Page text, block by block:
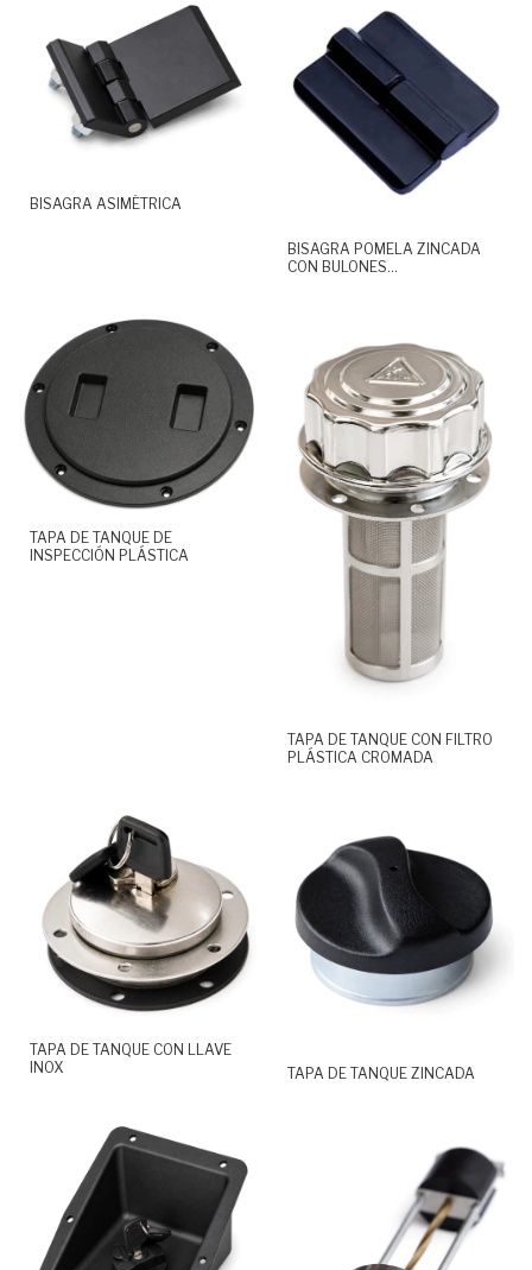
BISAGRA ASIMÉTRICA
BISAGRA POMELA ZINCADA
CON BULONES
TAPA DE TANQUE DE
INSPECCIÓN PLÁSTICA
TAPA DE TANQUE CON FILTRO
PLÁSTICA CROMADA
TAPA DE TANQUE CON LLAVE
INOX
TAPA DE TANQUE ZINCADA